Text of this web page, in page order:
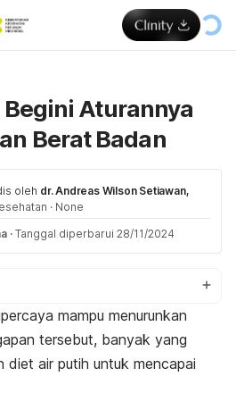
Aturannya
Berat Badan
oleh dr. Andreas Wilson Setiawan,
· None
· Tanggal diperbarui 28/11/2024
mampu menurunkan
tersebut, banyak yang
diet air putih untuk mencapai